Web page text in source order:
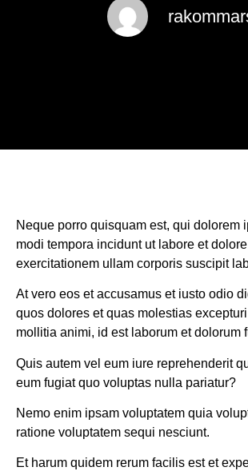
Neque porro quisquam est, qui
modi tempora incidunt ut labore et
exercitationem ullam corporis suscipit
At vero eos et accusamus et iusto odio
quos dolores et quas molestias
mollitia animi, id est laborum et dolorum
Quis autem vel eum iure reprehenderit
eum fugiat quo voluptas nulla pariatur?
Nemo enim ipsam voluptatem quia
ratione voluptatem sequi nesciunt.
Et harum quidem rerum facilis est et